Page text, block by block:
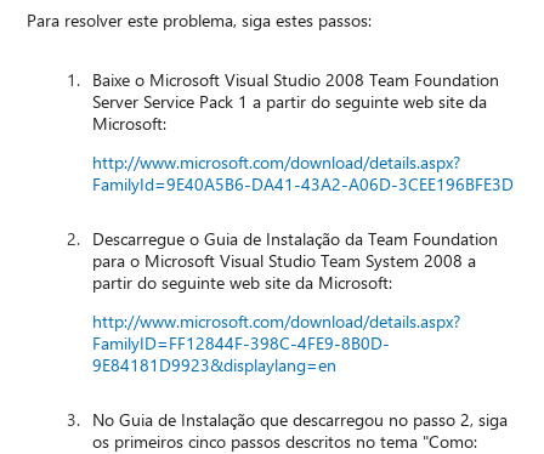
Para resolver este problema, siga estes passos:
Baixe o Microsoft Visual Studio 2008 Team Foundation
Server Service Pack 1 a partir do seguinte web site da
Microsoft:
http://www.microsoft.com/download/details.aspx?
FamilyId=9E40A5B6-DA41-43A2-A06D-3CEE196BFE3D
Descarregue o Guia de Instalação da Team Foundation
para o Microsoft Visual Studio Team System 2008 a
partir do seguinte web site da Microsoft:
http://www.microsoft.com/download/details.aspx?
FamilyID=FF12844F-398C-4FE9-8B0D-
9E84181D9923&displaylang=en
No Guia de Instalação que descarregou no passo 2, siga
os primeiros cinco passos descritos no tema "Como: